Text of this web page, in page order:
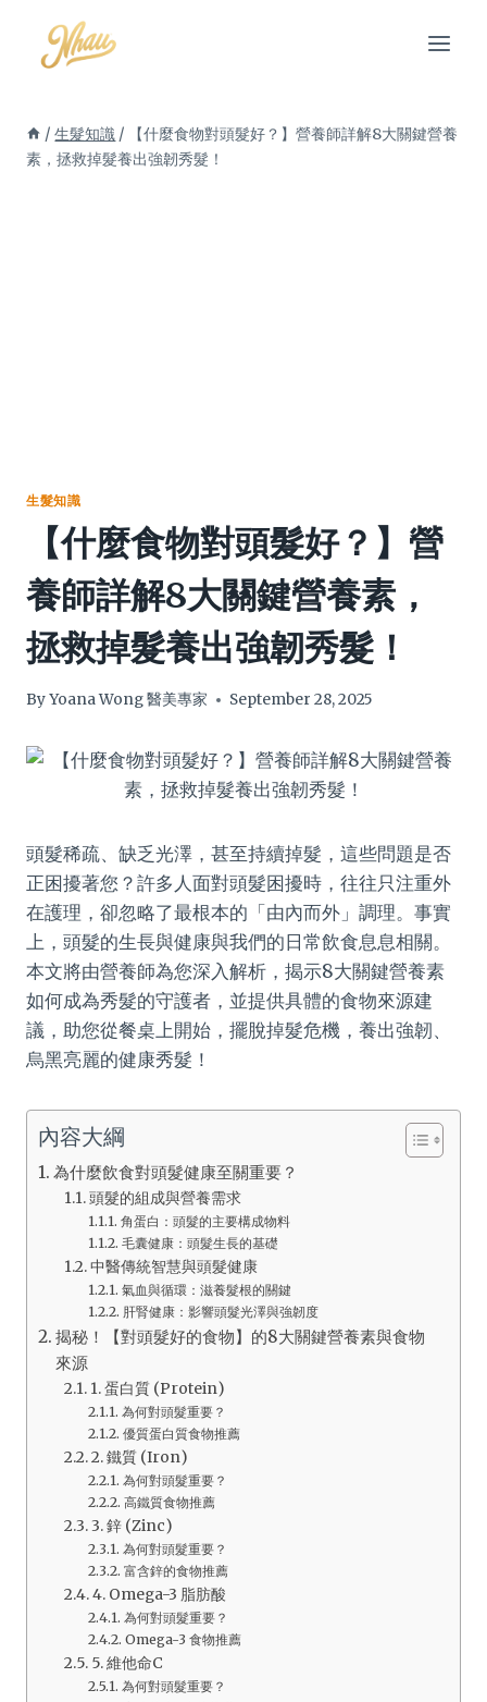
content
/ 生髮知識 /
【什麼食物對頭髮好？】營養師詳解8大關鍵營養
素，拯救掉髮養出強韌秀髮！
生髮知識
【什麼食物對頭髮好？】營
養師詳解8大關鍵營養素，
拯救掉髮養出強韌秀髮！
ByYoana Wong 醫美專家 September 28, 2025
頭髮稀疏、缺乏光澤，甚至持續掉髮，這些問題是否
正困擾著您？許多人面對頭髮困擾時，往往只注重外
在護理，卻忽略了最根本的「由內而外」調理。事實
上，頭髮的生長與健康與我們的日常飲食息息相關。
本文將由營養師為您深入解析，揭示8大關鍵營養素
如何成為秀髮的守護者，並提供具體的食物來源建
議，助您從餐桌上開始，擺脫掉髮危機，養出強韌、
烏黑亮麗的健康秀髮！
內容大綱
為什麼飲食對頭髮健康至關重要？
頭髮的組成與營養需求
角蛋白：頭髮的主要構成物料
毛囊健康：頭髮生長的基礎
中醫傳統智慧與頭髮健康
氣血與循環：滋養髮根的關鍵
肝腎健康：影響頭髮光澤與強韌度
揭秘！【對頭髮好的食物】的8大關鍵營養素與食物
來源
1. 蛋白質 (Protein)
為何對頭髮重要？
優質蛋白質食物推薦
2. 鐵質 (Iron)
為何對頭髮重要？
高鐵質食物推薦
3. 鋅 (Zinc)
為何對頭髮重要？
富含鋅的食物推薦
4. Omega-3 脂肪酸
為何對頭髮重要？
Omega-3 食物推薦
5. 維他命C
為何對頭髮重要？